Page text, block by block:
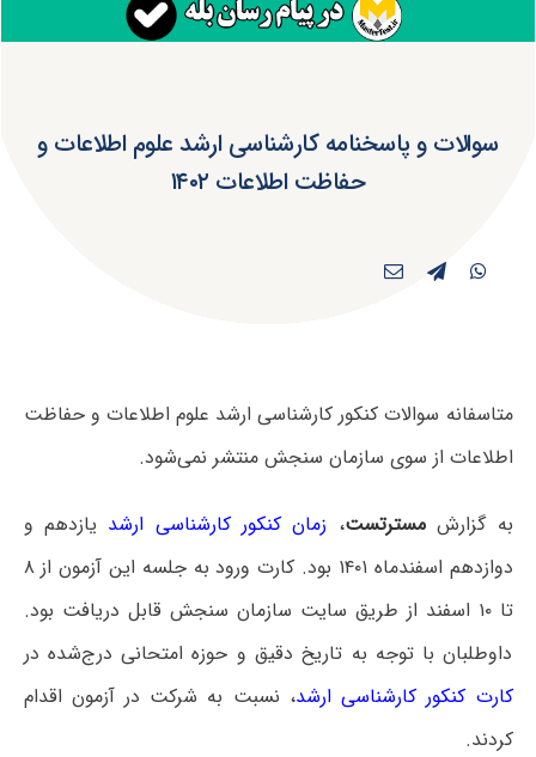
سوالات و پاسخنامه کارشناسی ارشد علوم اطلاعات و
حفاظت اطلاعات ۱۴۰۲
متاسفانه سوالات کنکور کارشناسی ارشد علوم اطلاعات و حفاظت
اطلاعات از سوی سازمان سنجش منتشر نمی‌شود.
به گزارشمسترتست، زمان کنکور کارشناسی ارشد یازدهم و
دوازدهم اسفندماه ۱۴۰۱ بود. کارت ورود به جلسه این آزمون از ۸
تا ۱۰ اسفند از طریق سایت سازمان سنجش قابل دریافت بود.
داوطلبان با توجه به تاریخ دقیق و حوزه امتحانی درج‌شده در
کارت کنکور کارشناسی ارشد، نسبت به شرکت در آزمون اقدام
کردند.